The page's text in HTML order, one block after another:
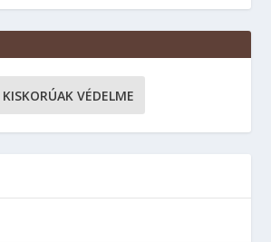
KISKORÚAK VÉDELME